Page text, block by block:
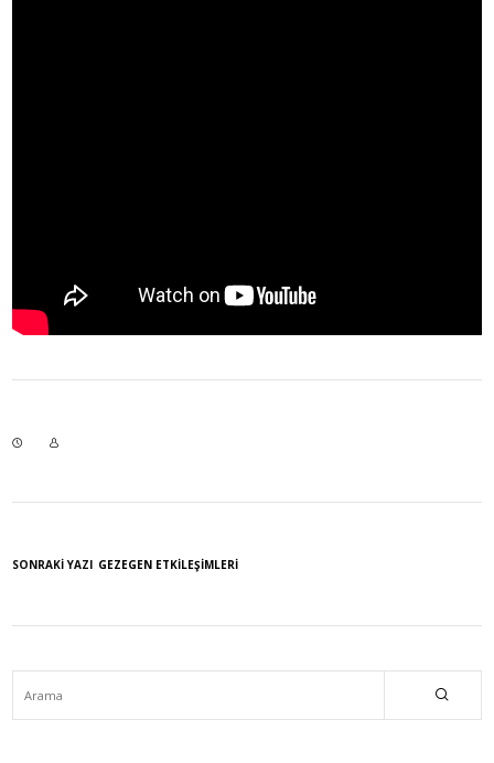
SONRAKI YAZI GEZEGEN ETKILEŞIMLERI